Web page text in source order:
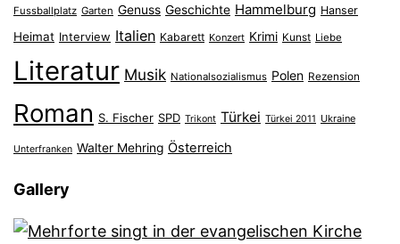
Fussballplatz Garten Genuss Geschichte Hammelburg Hanser
Heimat Interview Italien Kabarett Konzert Krimi Kunst Liebe
Literatur Musik Nationalsozialismus Polen Rezension
Roman S. Fischer SPD Trikont Türkei Türkei 2011 Ukraine
Unterfranken Walter Mehring Österreich
Gallery